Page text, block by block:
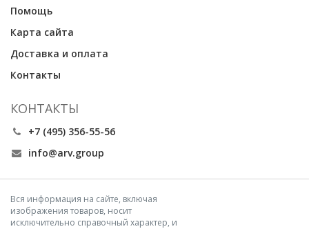
Помощь
Карта сайта
Доставка и оплата
Контакты
КОНТАКТЫ
+7 (495) 356-55-56
info@arv.group
Вся информация на сайте, включая
изображения товаров, носит
исключительно справочный характер, и